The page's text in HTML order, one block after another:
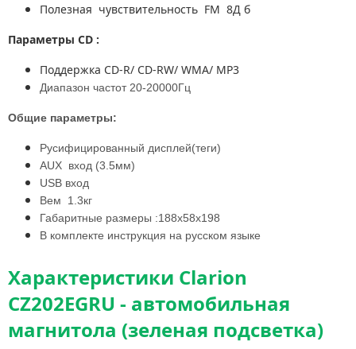
Полезная чувствительность FM 8Д б
Параметры CD :
Поддержка CD-R/ CD-RW/ WMA/ MP3
Диапазон частот 20-20000Гц
Общие параметры:
Русифицированный дисплей(теги)
AUX вход (3.5мм)
USB вход
Вем 1.3кг
Габаритные размеры :188х58х198
В комплекте инструкция на русском языке
Характеристики Clarion
CZ202EGRU - автомобильная
магнитола (зеленая подсветка)